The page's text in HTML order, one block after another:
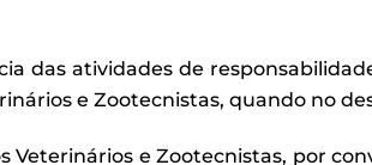
das atividades de
e Zootecnistas, quando no
Veterinários e Zootecnistas, por